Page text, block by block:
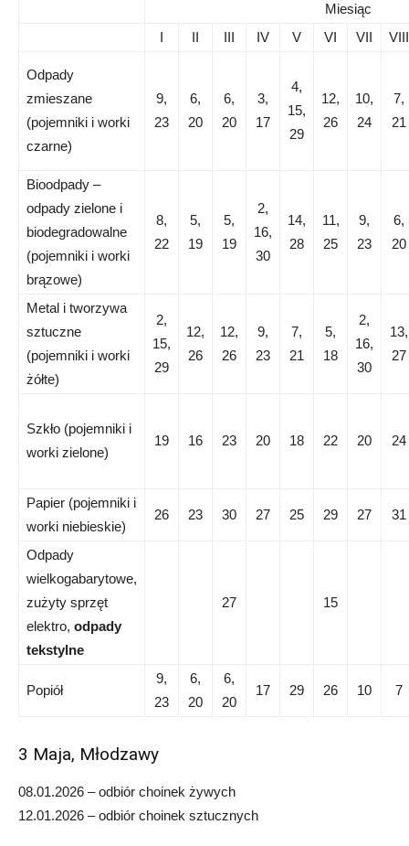
Miesiąc
I
II III IV V VI VII VIII
Odpady
zmieszane
(pojemniki i worki
czarne)
9,
23
6,
20
6,
20
3,
17
4,
15,
29
12,
26
10,
24
7,
21
Bioodpady –
odpady zielone i
biodegradowalne
(pojemniki i worki
brązowe)
8,
22
5,
19
5,
19
2,
16,
30
14,
28
11,
25
9,
23
6,
20
Metal i tworzywa
sztuczne
(pojemniki i worki
żółte)
2,
15,
29
12,
26
12,
26
9,
23
7,
21
5,
18
2,
16,
30
13,
27
Szkło (pojemniki i
worki zielone)
19 16 23 20 18 22 20 24
Papier (pojemniki i
worki niebieskie)
26 23 30 27 25 29 27 31
Odpady
wielkogabarytowe,
zużyty sprzęt
elektro, odpady
tekstylne
27 15
Popiół
9,
23
6,
20
6,
20
17 29 26 10 7
3 Maja, Młodzawy
08.01.2026 – odbiór choinek żywych
12.01.2026 – odbiór choinek sztucznych